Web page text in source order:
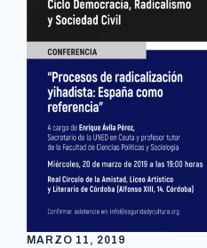
MARZO 11, 2019